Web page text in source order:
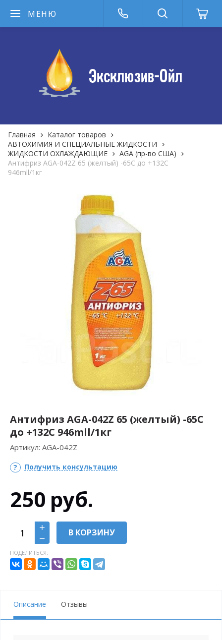
МЕНЮ
Главная
Каталог товаров
АВТОХИМИЯ И СПЕЦИАЛЬНЫЕ ЖИДКОСТИ
ЖИДКОСТИ ОХЛАЖДАЮЩИЕ
AGA (пр-во США)
Антифриз AGA-042Z 65 (желтый) -65С до +132С
946mll/1кг
Антифриз AGA-042Z 65 (желтый) -65С
до +132С 946mll/1кг
Артикул: AGA-042Z
Получить консультацию
250 руб.
В КОРЗИНУ
ПОДЕЛИТЬСЯ:
Описание Отзывы